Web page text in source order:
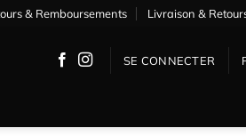
& Remboursements Livraison &
SE CONNECTER